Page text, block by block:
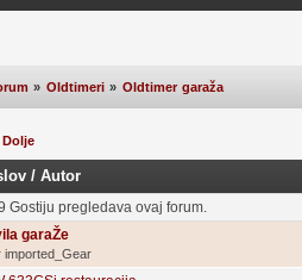
» Oldtimeri» Oldtimer garaža
Dolje
/ Autor
Gostiju pregledava ovaj forum.
garaŽe
imported_Gear